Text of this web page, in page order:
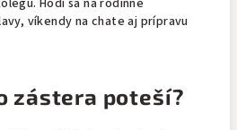
Hodí sa na rodinné
víkendy na chate aj prípravu
zástera poteší?